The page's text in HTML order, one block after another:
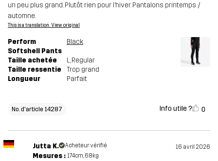
un peu plus grand. Plutôt rien pour l’hiver. Pantalons printemps /
automne.
This is a translation. View original
Perform
Softshell Pants
Black
Taille achetée L, Regular
Taille ressentie
Trop grand
Longueur
Parfait
No. d'article 14287 Info utile ? 0
Jutta K. Acheteur vérifié 16 avril 2026
Mesures : 174cm, 68kg